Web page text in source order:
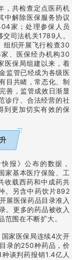
，共检查定点医药机
中解除医保服务协议
家；处理参保人员
司法机关1789人。
组织开展飞行检查30
、医保经办机构30
医保局组建以来，着
监管已经成为各级医
目共睹，常态化、制
善，监管成效日渐显
诊疗、合法经营的社
到更加切实有效的保
报》公布的数据，
家基本医疗保险、工
收载西药和中成药共
。另含中药饮片892
展医保药品目录准入
。更多的药品被收入
围在不断扩大。
家医保局连续4次开
录的250种药品，价
谈判药报销1.4亿人